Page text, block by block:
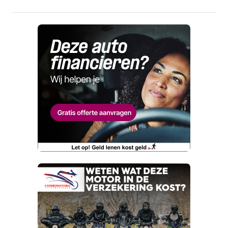
E-mailadres
Telefoonnummer (optioneel)
Vraag mijn proefrit aan
om je aanvraag zo goed mogelijk bij de
aanbieder te brengen. Lees hier meer over in
onzeprivacyverklaring .
Naam
E-mailadres
Telefoonnummer (optioneel)
Verstuur mijn vraag
viaBOVAG.nl verwerkt je persoonsgegevens
Wat vervelend dat je een fout
hebt ontdekt.
Maar wat fijn dat je de moeite neemt om die te
melden. Dat komt de kwaliteit van onze
advertenties ten goede, dankjewel!
Wat is jou opgevallen?
Wat klopt er niet?
Kan je ons nog meer vertellen? (optioneel)